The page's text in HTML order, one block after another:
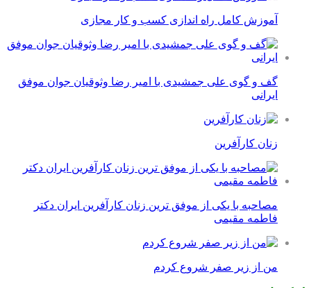
آموزش کامل راه اندازی کسب و کار مجازی
گف و گوی علی جمشیدی با امیر رضا وثوقیان جوان موفق
ایرانی
زنان کارآفرین
مصاحبه با یکی از موفق ترین زنان کارآفرین ایران دکتر
فاطمه مقیمی
من از زیر صفر شروع کردم